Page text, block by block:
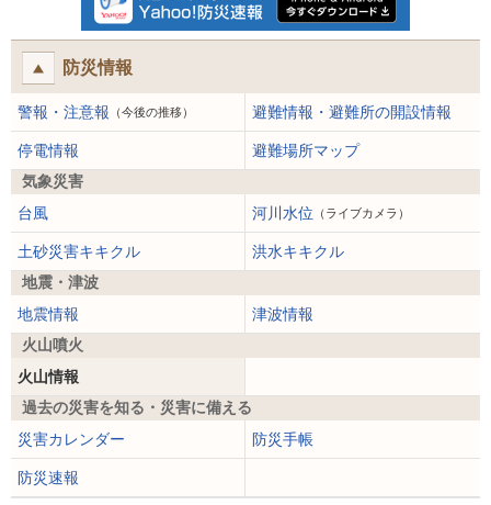
防災情報
警報・注意報 （今後の推移） 避難情報・避難所の開設情報
停電情報
避難場所マップ
気象災害
台風
河川水位 （ライブカメラ）
土砂災害キキクル
洪水キキクル
地震・津波
地震情報
津波情報
火山噴火
火山情報
過去の災害を知る・災害に備える
災害カレンダー
防災手帳
防災速報